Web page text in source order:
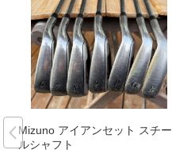
Mizuno アイアンセット スチー
ルシャフト